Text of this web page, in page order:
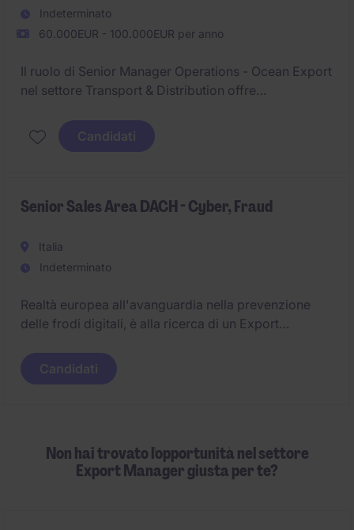
Indeterminato
60.000EUR - 100.000EUR per anno
Il ruolo di Senior Manager Operations - Ocean Export
nel settore Transport & Distribution offre
nell'intero processo di esportazione marittima. La
posizione è basata a Milano, con responsabilità
Candidati
Senior Sales Area DACH - Cyber, Fraud
Italia
Indeterminato
Realtà europea all'avanguardia nella prevenzione
delle frodi digitali, è alla ricerca di un Export
nell'area DACH (Germania, Austria, Svizzera). La
figura sarà responsabile dell'intero ciclo di vendita,
Candidati
Non hai trovato l'opportunità nel settore
Export Manager giusta per te?